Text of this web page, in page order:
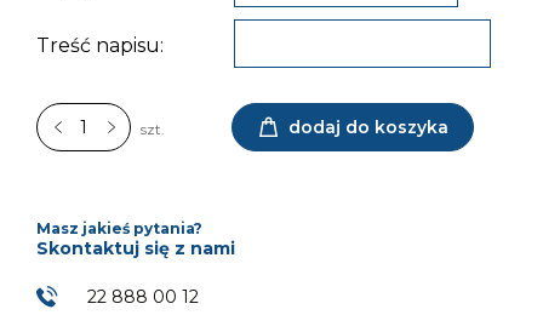
Treść napisu:
szt. dodaj do koszyka
Masz jakieś pytania?
Skontaktuj się z nami
22 888 00 12